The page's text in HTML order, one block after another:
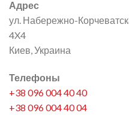
3
Адрес
ул. Набережно-
4X4
Киев, Украина
Телефоны
+38 096 004 40 40
+38 096 004 40 04